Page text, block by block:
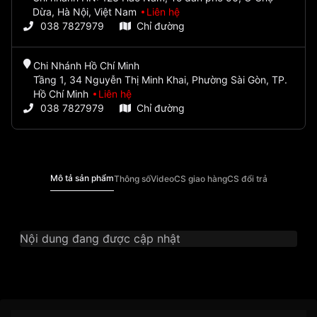
Dừa, Hà Nội, Việt Nam
Liên hệ
038 7827979
Chỉ đường
Chi Nhánh Hồ Chí Minh
Tầng 1, 34 Nguyễn Thị Minh Khai, Phường Sài Gòn, TP.
Hồ Chí Minh
Liên hệ
038 7827979
Chỉ đường
Mô tả sản phẩmThông sốVideoCS giao hàngCS đổi trả
Nội dung đang được cập nhật